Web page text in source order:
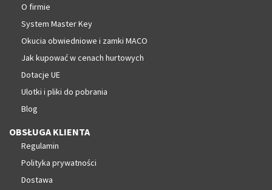
O firmie
System Master Key
Okucia obwiedniowe i zamki MACO
Jak kupować w cenach hurtowych
Dotacje UE
Ulotki i pliki do pobrania
Blog
OBSŁUGA KLIENTA
Regulamin
Polityka prywatności
Dostawa